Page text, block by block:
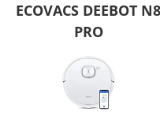
ECOVACS DEEBOT N8
PRO